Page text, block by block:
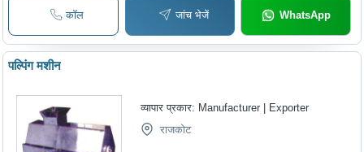
कॉल जांच भेजें WhatsApp
पल्पिंग मशीन
व्यापार प्रकार: Manufacturer | Exporter
राजकोट